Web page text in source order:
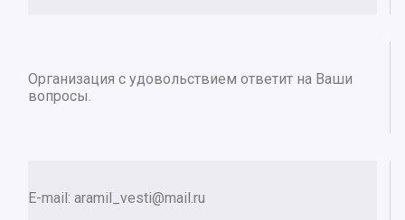
Организация с удовольствием ответит на Ваши
вопросы.
E-mail: aramil_vesti@mail.ru